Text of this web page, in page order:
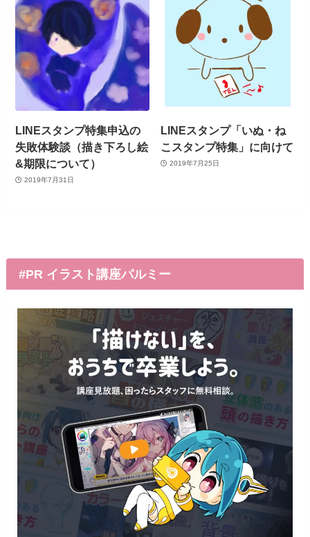
LINEスタンプ特集申込の
失敗体験談（描き下ろし絵
&期限について）
2019年7月31日
LINEスタンプ「いぬ・ね
こスタンプ特集」に向けて
2019年7月25日
#PR イラスト講座パルミー